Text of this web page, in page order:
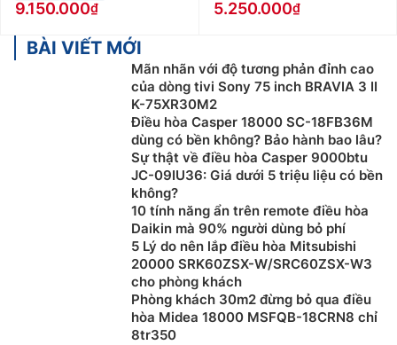
9.150.000 5.250.000
BÀI VIẾT MỚI
Mãn nhãn với độ tương phản đỉnh cao
của dòng tivi Sony 75 inch BRAVIA 3 II
K-75XR30M2
Điều hòa Casper 18000 SC-18FB36M
dùng có bền không? Bảo hành bao lâu?
Sự thật về điều hòa Casper 9000btu
JC-09IU36: Giá dưới 5 triệu liệu có bền
không?
10 tính năng ẩn trên remote điều hòa
Daikin mà 90% người dùng bỏ phí
5 Lý do nên lắp điều hòa Mitsubishi
20000 SRK60ZSX-W/SRC60ZSX-W3
cho phòng khách
Phòng khách 30m2 đừng bỏ qua điều
hòa Midea 18000 MSFQB-18CRN8 chỉ
8tr350